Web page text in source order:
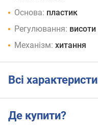
Основа: пластик
Регулювання: висоти
Механізм: хитання
Всі
Де купити?